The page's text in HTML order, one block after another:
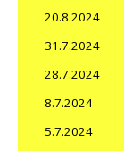
20.8.2024
31.7.2024
28.7.2024
8.7.2024
5.7.2024